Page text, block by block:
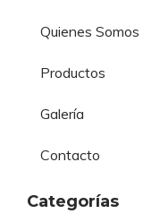
Quienes Somos
Productos
Galería
Contacto
Categorías